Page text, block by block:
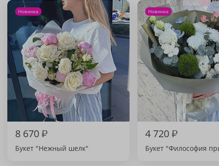
Новинка
8 670₽
Букет "Нежный шелк"
Новинка
4 720₽
Букет "Философия